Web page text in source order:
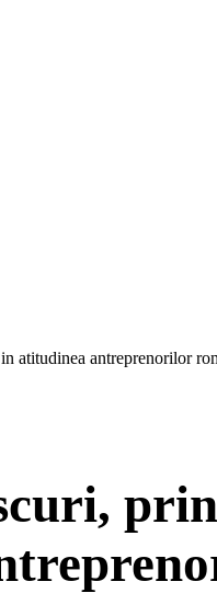
atitudinea antreprenorilor